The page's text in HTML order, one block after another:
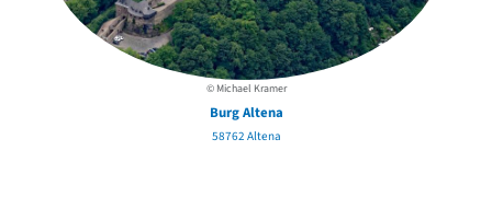
© Michael Kramer
Burg Altena
58762 Altena